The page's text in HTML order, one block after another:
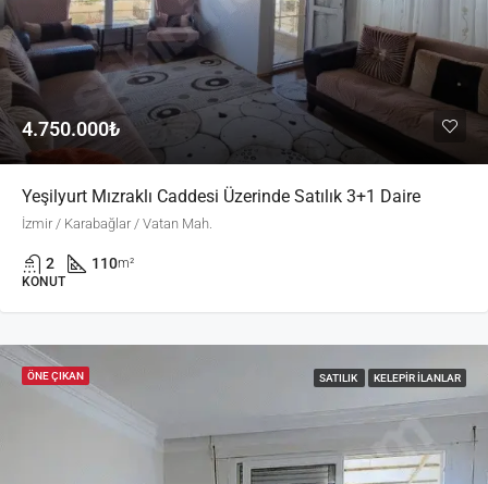
4.750.000₺
Yeşilyurt Mızraklı Caddesi Üzerinde Satılık 3+1 Daire
İzmir / Karabağlar / Vatan Mah.
2 110m²
KONUT
ÖNE ÇIKAN SATILIK KELEPIR İLANLAR